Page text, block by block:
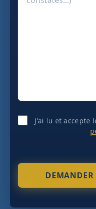
J'ai lu et accepte